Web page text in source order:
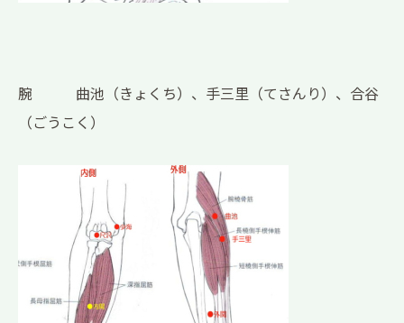
腕 曲池（きょくち）、手三里（てさんり）、合谷
（ごうこく）